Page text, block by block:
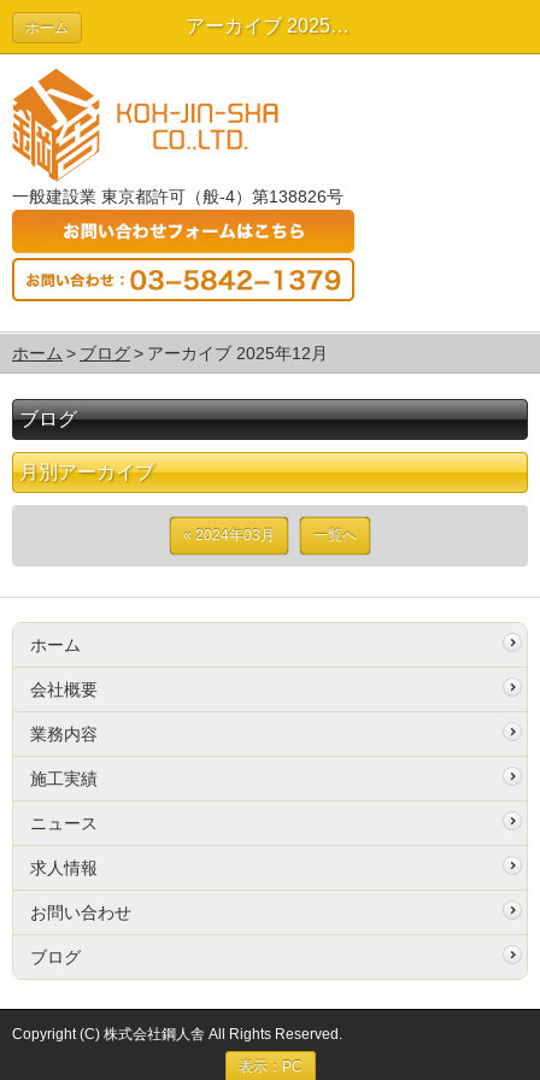
アーカイブ 2025年12月 | ブログ
ホーム
一般建設業 東京都許可（般-4）第138826号
ホーム ブログ アーカイブ 2025年12月
ブログ
月別アーカイブ
« 2024年03月 一覧へ
ホーム
会社概要
業務内容
施工実績
ニュース
求人情報
お問い合わせ
ブログ
Copyright (C) 株式会社鋼人舎 All Rights Reserved.
表示：PC